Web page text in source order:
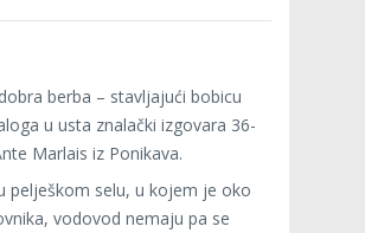
berba – stavljajući bobicu
u usta znalački izgovara 36-
Marlais iz Ponikava.
pelješkom selu, u kojem je oko
vodovod nemaju pa se